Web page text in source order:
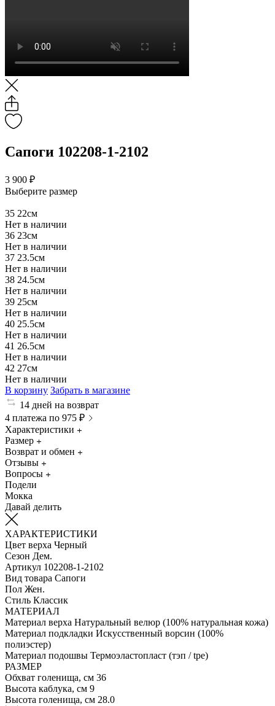
Сапоги 102208-1-2102
3 900 ₽
Выберите размер
35 22см
Нет в наличии
36 23см
Нет в наличии
37 23.5см
Нет в наличии
38 24.5см
Нет в наличии
39 25см
Нет в наличии
40 25.5см
Нет в наличии
41 26.5см
Нет в наличии
42 27см
Нет в наличии
В корзину Забрать в магазине
14 дней на возврат
4 платежа по 975 ₽
Характеристики
Размер
Возврат и обмен
Отзывы
Вопросы
Подели
Мокка
Давай делить
ХАРАКТЕРИСТИКИ
Цвет верха Черный
Сезон Дем.
Артикул 102208-1-2102
Вид товара Сапоги
Пол Жен.
Стиль Классик
МАТЕРИАЛ
Материал верха Натуральный велюр (100% натуральная кожа)
Материал подкладки Искусственный ворсин (100%
полиэстер)
Материал подошвы Термоэластопласт (тэп / tpe)
РАЗМЕР
Обхват голенища, см 36
Высота каблука, см 9
Высота голенища, см 28.0